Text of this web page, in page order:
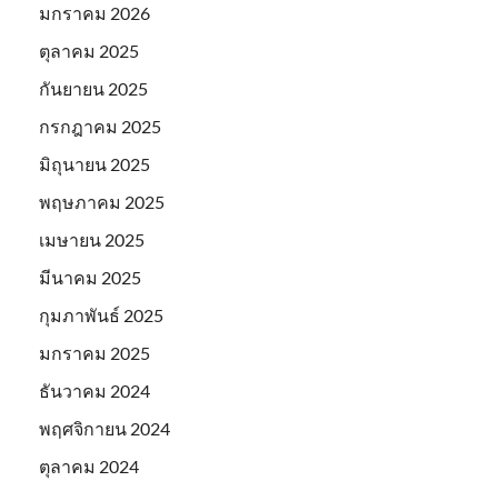
มกราคม 2026
ตุลาคม 2025
กันยายน 2025
กรกฎาคม 2025
มิถุนายน 2025
พฤษภาคม 2025
เมษายน 2025
มีนาคม 2025
กุมภาพันธ์ 2025
มกราคม 2025
ธันวาคม 2024
พฤศจิกายน 2024
ตุลาคม 2024